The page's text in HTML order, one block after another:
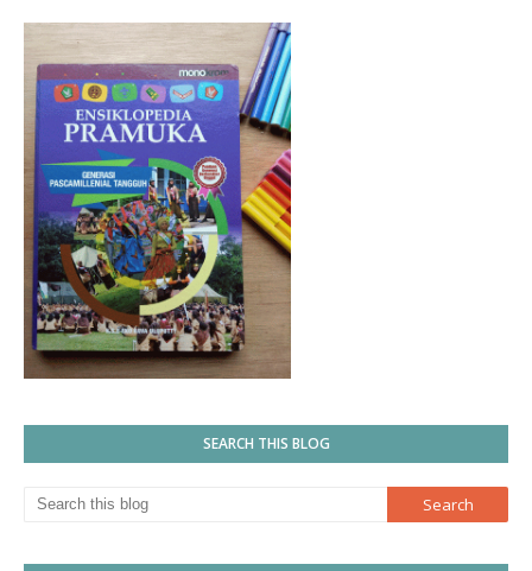
SEARCH THIS BLOG